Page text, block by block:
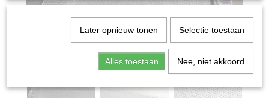
Later opnieuw tonen Selectie toestaan
Alles toestaan Nee, niet akkoord